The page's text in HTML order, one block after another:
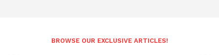
BROWSE OUR EXCLUSIVE ARTICLES!